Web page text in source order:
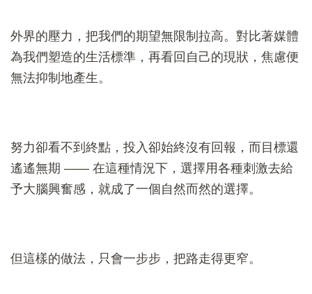
外界的壓力，把我們的期望無限制拉高。對比著媒體
為我們塑造的生活標準，再看回自己的現狀，焦慮便
無法抑制地產生。
努力卻看不到終點，投入卻始終沒有回報，而目標還
遙遙無期 —— 在這種情況下，選擇用各種刺激去給
予大腦興奮感，就成了一個自然而然的選擇。
但這樣的做法，只會一步步，把路走得更窄。